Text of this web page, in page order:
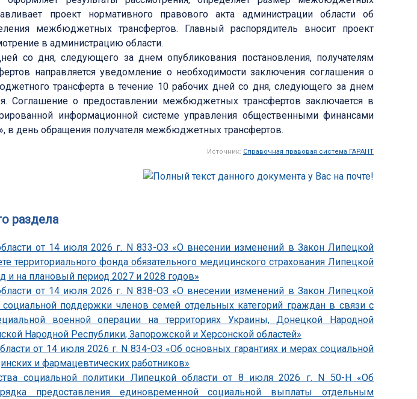
проект нормативного правового акта администрации области об
межбюджетных трансфертов. Главный распорядитель вносит проект
в администрацию области.
со дня, следующего за днем опубликования постановления, получателям
направляется уведомление о необходимости заключения соглашения о
трансферта в течение 10 рабочих дней со дня, следующего за днем
Соглашение о предоставлении межбюджетных трансфертов заключается в
информационной системе управления общественными финансами
в день обращения получателя межбюджетных трансфертов.
Источник: Справочная правовая система ГАРАНТ
раздела
от 14 июля 2026 г. N 833-ОЗ «О внесении изменений в Закон Липецкой
территориального фонда обязательного медицинского страхования Липецкой
и на плановый период 2027 и 2028 годов»
от 14 июля 2026 г. N 838-ОЗ «О внесении изменений в Закон Липецкой
поддержки членов семей отдельных категорий граждан в связи с
военной операции на территориях Украины, Донецкой Народной
Народной Республики, Запорожской и Херсонской областей»
от 14 июля 2026 г. N 834-ОЗ «Об основных гарантиях и мерах социальной
и фармацевтических работников»
социальной политики Липецкой области от 8 июля 2026 г. N 50-Н «Об
предоставления единовременной социальной выплаты отдельным